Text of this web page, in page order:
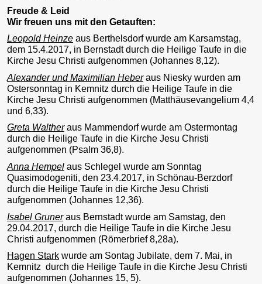
Freude & Leid
Wir freuen uns mit den Getauften:
Leopold Heinze aus Berthelsdorf wurde am Karsamstag,
dem 15.4.2017, in Bernstadt durch die Heilige Taufe in die
Kirche Jesu Christi aufgenommen (Johannes 8,12).
Alexander und Maximilian Heberaus Niesky wurden am
Ostersonntag in Kemnitz durch die Heilige Taufe in die
Kirche Jesu Christi aufgenommen (Matthäusevangelium 4,4
und 6,33).
Greta Waltheraus Mammendorf wurde am Ostermontag
durch die Heilige Taufe in die Kirche Jesu Christi
aufgenommen (Psalm 36,8).
Anna Hempel aus Schlegel wurde am Sonntag
Quasimodogeniti, den 23.4.2017, in Schönau-Berzdorf
durch die Heilige Taufe in die Kirche Jesu Christi
aufgenommen (Johannes 12,36).
Isabel Gruneraus Bernstadt wurde am Samstag, den
29.04.2017, durch die Heilige Taufe in die Kirche Jesu
Christi aufgenommen (Römerbrief 8,28a).
Hagen Stark wurde am Sontag Jubilate, dem 7. Mai, in
Kemnitz durch die Heilige Taufe in die Kirche Jesu Christi
aufgenommen (Johannes 15, 5).